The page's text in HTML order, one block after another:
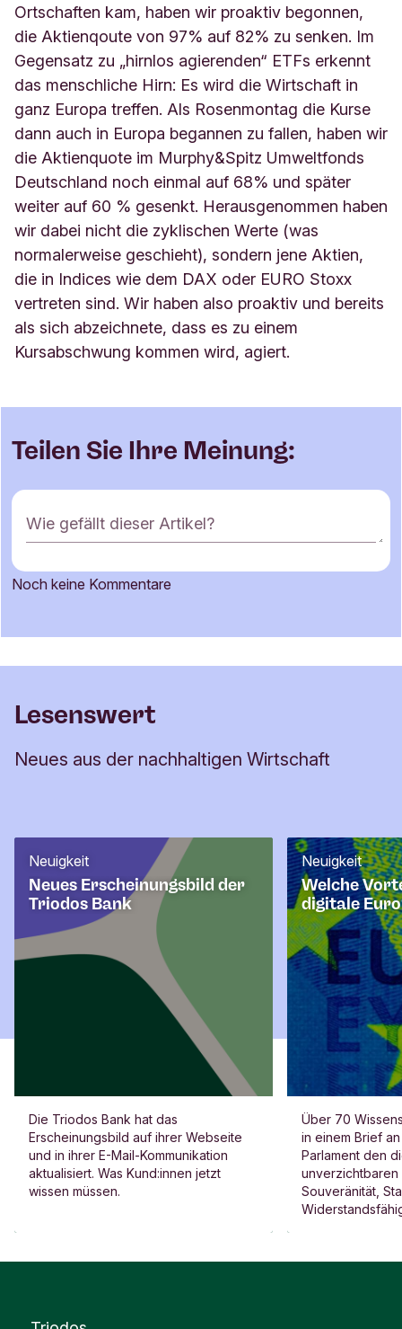
Ortschaften kam, haben wir proaktiv begonnen,
die Aktienqoute von 97% auf 82% zu senken. Im
Gegensatz zu „hirnlos agierenden“ ETFs erkennt
das menschliche Hirn: Es wird die Wirtschaft in
ganz Europa treffen. Als Rosenmontag die Kurse
dann auch in Europa begannen zu fallen, haben wir
die Aktienquote im Murphy&Spitz Umweltfonds
Deutschland noch einmal auf 68% und später
weiter auf 60 % gesenkt. Herausgenommen haben
wir dabei nicht die zyklischen Werte (was
normalerweise geschieht), sondern jene Aktien,
die in Indices wie dem DAX oder EURO Stoxx
vertreten sind. Wir haben also proaktiv und bereits
als sich abzeichnete, dass es zu einem
Kursabschwung kommen wird, agiert.
Teilen Sie Ihre Meinung:
K
o
m
t
o
m
r
Wie gefällt dieser Artikel?
Noch keine Kommentare
Lesenswert
Neues aus der nachhaltigen Wirtschaft
Neues Erscheinungsbild der
Triodos Bank
Neuigkeit
Die Triodos Bank hat das
Erscheinungsbild auf ihrer Webseite
und in ihrer E-Mail-Kommunikation
aktualisiert. Was Kund:innen jetzt
wissen müssen.
Welche
digitale
Neuigkeit
Über 70
in einem Brief
Parlament den
unverzichtbaren
Souveränität,